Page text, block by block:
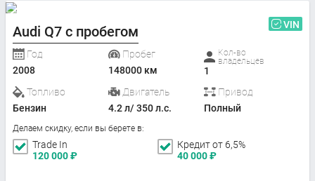
Audi Q7 с пробегом VIN
Год
2008
Пробег
148000 км
Кол-во
владельцев
1
Топливо
Бензин
Двигатель
4.2 л/ 350 л.с.
Привод
Полный
Делаем скидку, если вы берете в:
Trade In
120 000₽
Кредит от 6,5%
40 000₽